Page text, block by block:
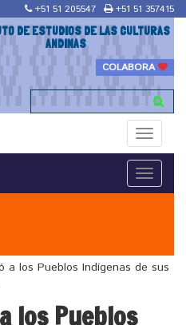
+51 51 205547 +51 51 357415
DE ESTUDIOS DE LAS CULTURAS
ANDINAS
COLABORA
Toggle
Toggle
a los Pueblos Indígenas de sus
los Pueblos